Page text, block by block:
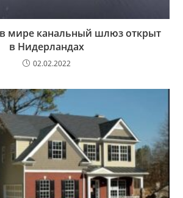
мире канальный шлюз открыт
в Нидерландах
02.02.2022